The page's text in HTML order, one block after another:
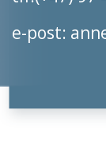
e-post: